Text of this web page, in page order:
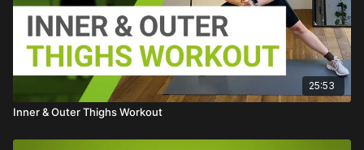
25:53
Inner & Outer Thighs Workout